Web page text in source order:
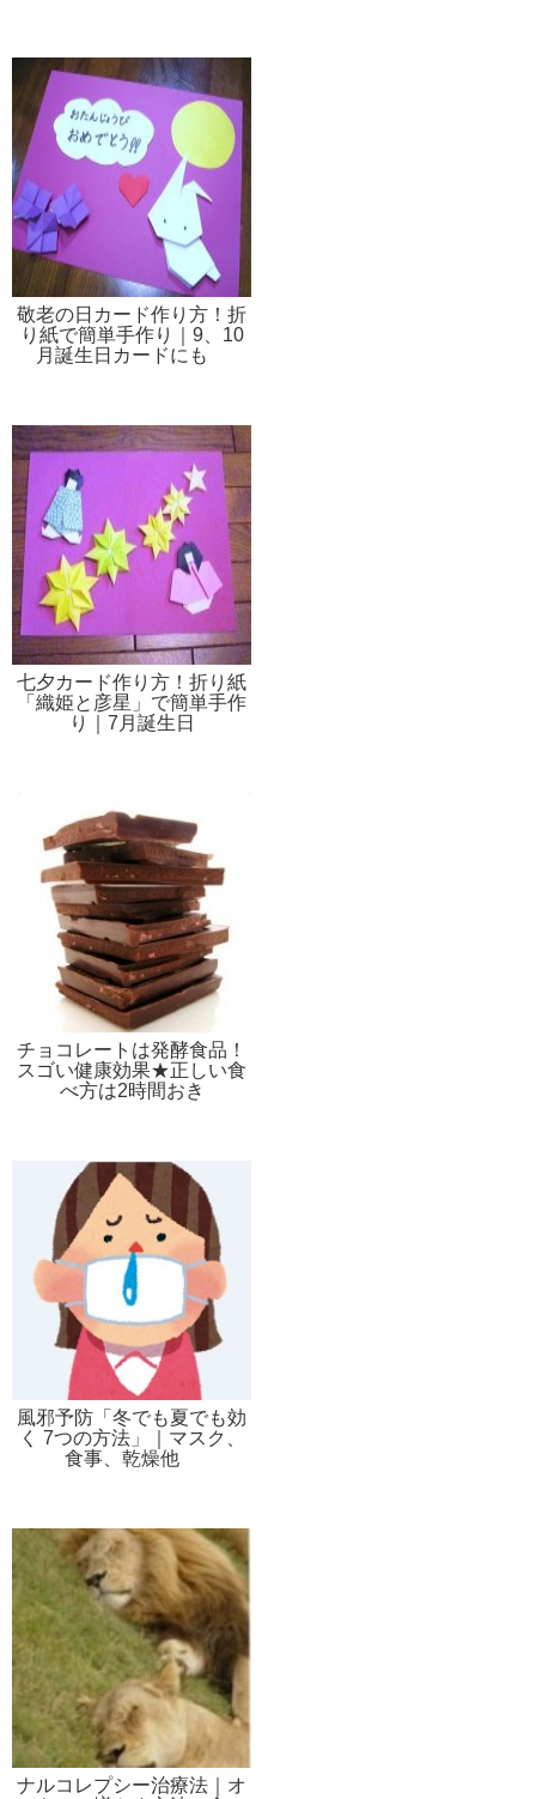
敬老の日カード作り方！折
り紙で簡単手作り｜9、10
月誕生日カードにも
七夕カード作り方！折り紙
「織姫と彦星」で簡単手作
り｜7月誕生日
チョコレートは発酵食品！
スゴい健康効果★正しい食
べ方は2時間おき
風邪予防「冬でも夏でも効
く 7つの方法」｜マスク、
食事、乾燥他
ナルコレプシー治療法｜オ